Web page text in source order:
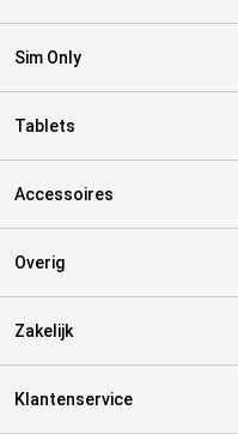
Sim Only
Tablets
Accessoires
Overig
Zakelijk
Klantenservice